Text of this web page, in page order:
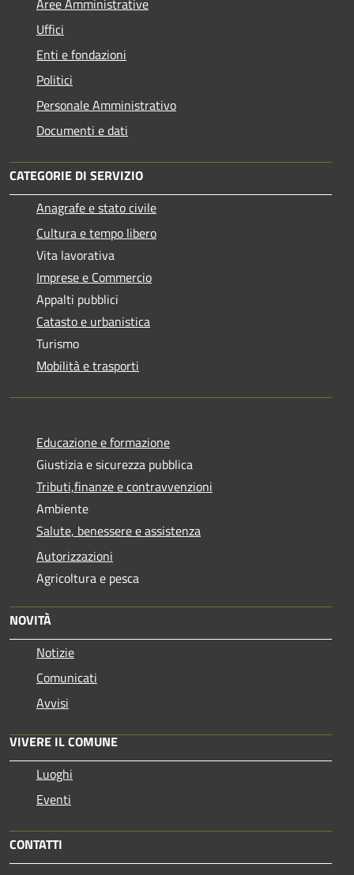
Uffici
Enti e fondazioni
Politici
Personale Amministrativo
Documenti e dati
CATEGORIE DI SERVIZIO
Anagrafe e stato civile
Cultura e tempo libero
Vita lavorativa
Imprese e Commercio
Appalti pubblici
Catasto e urbanistica
Turismo
Mobilità e trasporti
Educazione e formazione
Giustizia e sicurezza pubblica
Tributi,finanze e contravvenzioni
Ambiente
Salute, benessere e assistenza
Autorizzazioni
Agricoltura e pesca
NOVITÀ
Notizie
Comunicati
Avvisi
VIVERE IL COMUNE
Luoghi
Eventi
CONTATTI